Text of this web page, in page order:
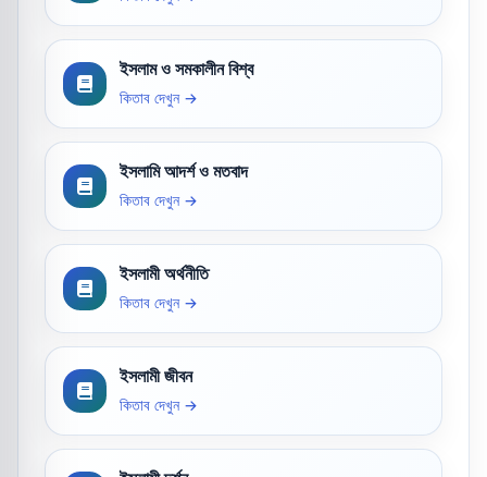
ইসলাম ও সমকালীন বিশ্ব
কিতাব দেখুন →
ইসলামি আদর্শ ও মতবাদ
কিতাব দেখুন →
ইসলামী অর্থনীতি
কিতাব দেখুন →
ইসলামী জীবন
কিতাব দেখুন →